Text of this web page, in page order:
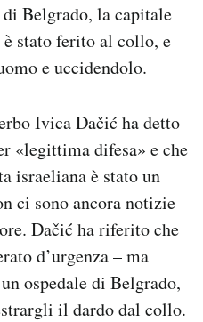
Belgrado, la capitale
stato ferito al collo, e
e uccidendolo.
Ivica Dačić ha detto
«legittima difesa» e che
israeliana è stato un
ci sono ancora notizie
Dačić ha riferito che
d’urgenza – ma
ospedale di Belgrado,
il dardo dal collo.